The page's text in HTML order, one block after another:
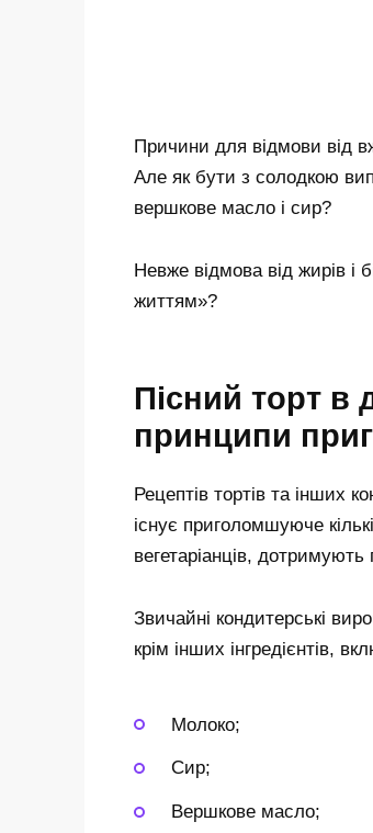
Причини для відмови від
Але як бути з солодкою
вершкове масло і сир?
Невже відмова від жирів і
життям»?
Пісний торт в
принципи
Рецептів тортів та інших
існує приголомшуюче
вегетаріанців,
Звичайні кондитерські
крім інших інгредієнтів,
Молоко;
Сир;
Вершкове масло;